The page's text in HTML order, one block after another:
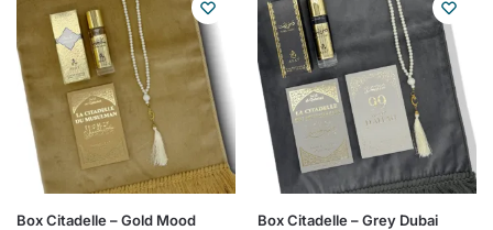
Box Citadelle – Gold Mood Box Citadelle – Grey Dubai